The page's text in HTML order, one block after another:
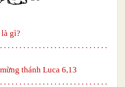
là gì?
. . . . . . . . . . . . . . . . . . . . . . . . . . .
thánh Luca 6,13
. . . . . . . . . . . . . . . . . . . . . . . . . . .